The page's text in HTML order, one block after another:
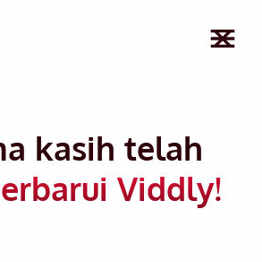
kasih telah
Viddly!